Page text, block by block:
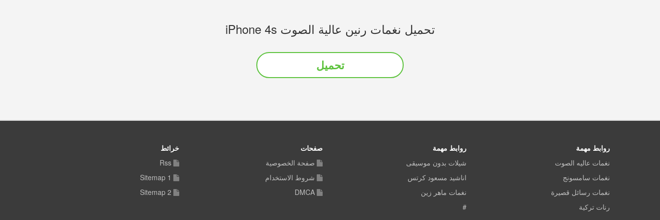
تحميل نغمات رنين عالية الصوت iPhone 4s
تحميل
روابط مهمة
نغمات عاليه الصوت
نغمات سامسونج
نغمات رسائل قصيرة
رنات تركية
روابط مهمة
شيلات بدون موسيقى
اناشيد مسعود كرتس
نغمات ماهر زين
#
صفحات
صفحة الخصوصية
شروط الاستخدام
DMCA
خرائط
Rss
Sitemap 1
Sitemap 2